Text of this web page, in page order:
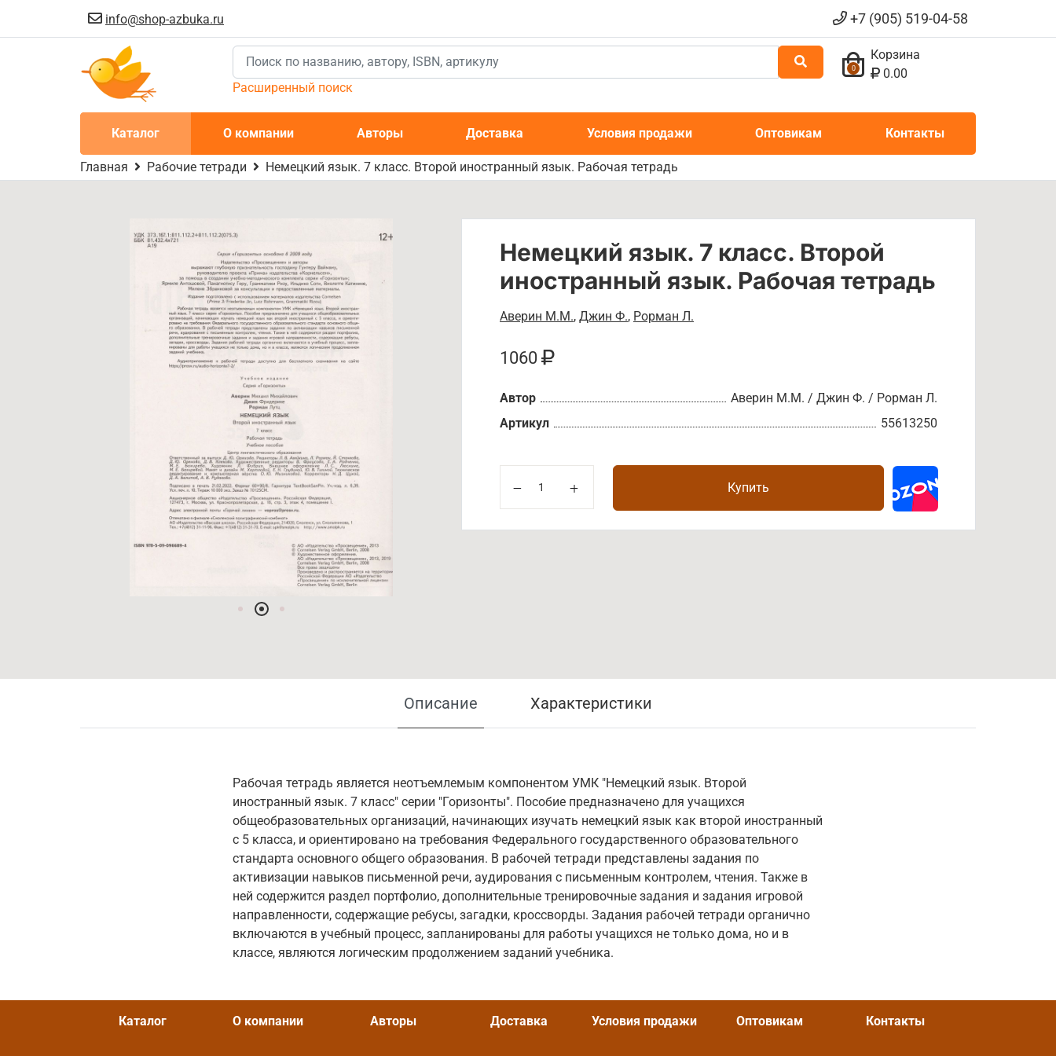
info@shop-azbuka.ru +7 (905) 519-04-58
Расширенный поиск
0
Корзина
0.00
Каталог О компании Авторы Доставка Условия продажи Оптовикам Контакты
Главная Рабочие тетради Немецкий язык. 7 класс. Второй иностранный язык. Рабочая тетрадь
Немецкий язык. 7 класс. Второй
иностранный язык. Рабочая тетрадь
Аверин М.М., Джин Ф., Рорман Л.
1060
Автор
Аверин М.М. / Джин Ф. / Рорман Л.
Артикул
55613250
Купить
Описание Характеристики
Рабочая тетрадь является неотъемлемым компонентом УМК "Немецкий язык. Второй
иностранный язык. 7 класс" серии "Горизонты". Пособие предназначено для учащихся
общеобразовательных организаций, начинающих изучать немецкий язык как второй иностранный
с 5 класса, и ориентировано на требования Федерального государственного образовательного
стандарта основного общего образования. В рабочей тетради представлены задания по
активизации навыков письменной речи, аудирования с письменным контролем, чтения. Также в
ней содержится раздел портфолио, дополнительные тренировочные задания и задания игровой
направленности, содержащие ребусы, загадки, кроссворды. Задания рабочей тетради органично
включаются в учебный процесс, запланированы для работы учащихся не только дома, но и в
классе, являются логическим продолжением заданий учебника.
Каталог О компании Авторы Доставка Условия продажи Оптовикам Контакты